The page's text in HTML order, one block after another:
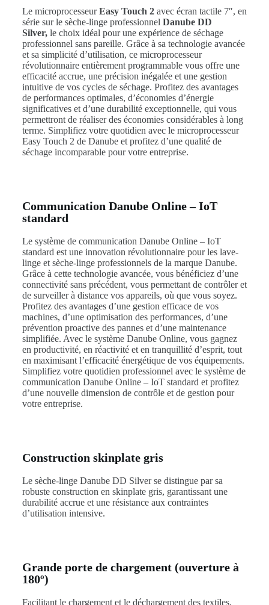
Le microprocesseurEasy Touch 2avec écran tactile 7″, en
série sur le sèche-linge professionnel Danube DD
Silver,le choix idéal pour une expérience de séchage
professionnel sans pareille. Grâce à sa technologie avancée
et sa simplicité d’utilisation, ce microprocesseur
révolutionnaire entièrement programmable vous offre une
efficacité accrue, une précision inégalée et une gestion
intuitive de vos cycles de séchage. Profitez des avantages
de performances optimales, d’économies d’énergie
significatives et d’une durabilité exceptionnelle, qui vous
permettront de réaliser des économies considérables à long
terme. Simplifiez votre quotidien avec le microprocesseur
Easy Touch 2 de Danube et profitez d’une qualité de
séchage incomparable pour votre entreprise.
Communication Danube Online – IoT
standard
Le système de communication Danube Online – IoT
standard est une innovation révolutionnaire pour les lave-
linge et sèche-linge professionnels de la marque Danube.
Grâce à cette technologie avancée, vous bénéficiez d’une
connectivité sans précédent, vous permettant de contrôler et
de surveiller à distance vos appareils, où que vous soyez.
Profitez des avantages d’une gestion efficace de vos
machines, d’une optimisation des performances, d’une
prévention proactive des pannes et d’une maintenance
simplifiée. Avec le système Danube Online, vous gagnez
en productivité, en réactivité et en tranquillité d’esprit, tout
en maximisant l’efficacité énergétique de vos équipements.
Simplifiez votre quotidien professionnel avec le système de
communication Danube Online – IoT standard et profitez
d’une nouvelle dimension de contrôle et de gestion pour
votre entreprise.
Construction skinplate gris
Le sèche-linge Danube DD Silver se distingue par sa
robuste construction en skinplate gris, garantissant une
durabilité accrue et une résistance aux contraintes
d’utilisation intensive.
Grande porte de chargement (ouverture à
180º)
Facilitant le chargement et le déchargement des textiles,